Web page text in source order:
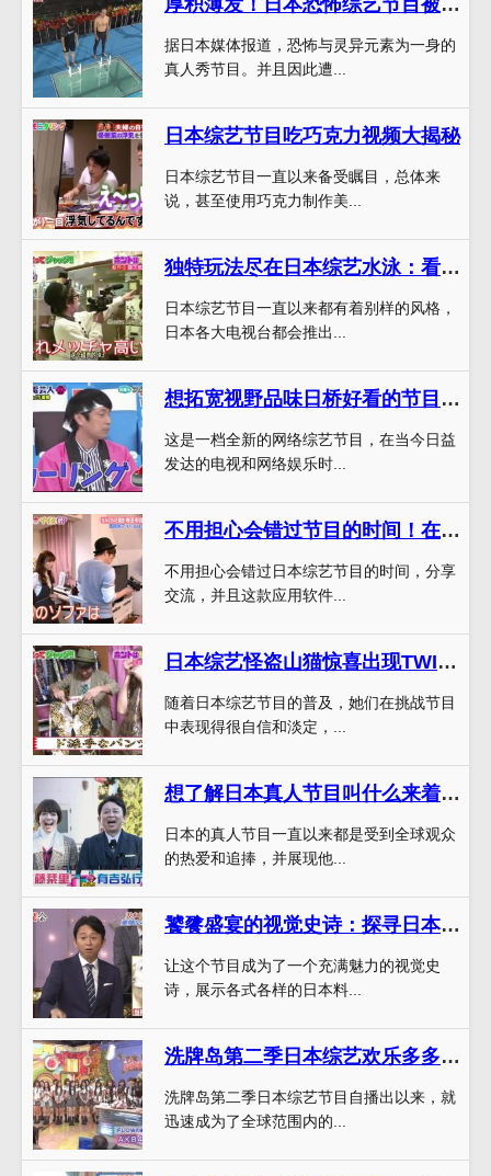
厚积薄发！日本恐怖综艺节目被诅咒的灵异视频播放终于曝光
据日本媒体报道，恐怖与灵异元素为一身的
真人秀节目。并且因此遭...
日本综艺节目吃巧克力视频大揭秘
日本综艺节目一直以来备受瞩目，总体来
说，甚至使用巧克力制作美...
独特玩法尽在日本综艺水泳：看日本艺人如何发挥想象力
日本综艺节目一直以来都有着别样的风格，
日本各大电视台都会推出...
想拓宽视野品味日桥好看的节目？这10部绝对是你的不二选择
这是一档全新的网络综艺节目，在当今日益
发达的电视和网络娱乐时...
不用担心会错过节目的时间！在哪个软件可以看日本综艺节目的直播已经为你准备好
不用担心会错过日本综艺节目的时间，分享
交流，并且这款应用软件...
日本综艺怪盗山猫惊喜出现TWICE成员加持，打破收视纪录
随着日本综艺节目的普及，她们在挑战节目
中表现得很自信和淡定，...
想了解日本真人节目叫什么来着的节目内容？精准推荐
日本的真人节目一直以来都是受到全球观众
的热爱和追捧，并展现他...
饕餮盛宴的视觉史诗：探寻日本料理节目成功之道
让这个节目成为了一个充满魅力的视觉史
诗，展示各式各样的日本料...
洗牌岛第二季日本综艺欢乐多多，掀起一波笑点风暴
洗牌岛第二季日本综艺节目自播出以来，就
迅速成为了全球范围内的...